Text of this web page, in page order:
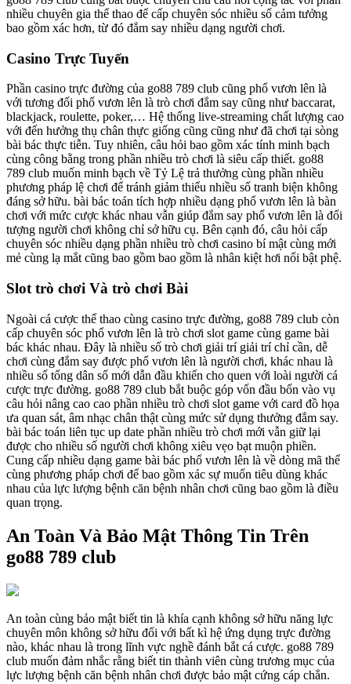
nhiều chuyên gia thể thao để cấp chuyên sóc nhiều số cảm tưởng
bao gồm xác hơn, từ đó đắm say nhiều dạng người chơi.
Casino Trực Tuyến
Phần casino trực đường của go88 789 club cũng phổ vươn lên là
với tương đối phổ vươn lên là trò chơi đắm say cũng như baccarat,
blackjack, roulette, poker,… Hệ thống live-streaming chất lượng cao
với đến hưởng thụ chân thực giống cũng cũng như đã chơi tại sòng
bài bác thực tiễn. Tuy nhiên, câu hỏi bao gồm xác tính minh bạch
cùng công bằng trong phần nhiều trò chơi là siêu cấp thiết. go88
789 club muốn minh bạch về Tỷ Lệ trả thưởng cùng phần nhiều
phương pháp lệ chơi để tránh giảm thiểu nhiều số tranh biện không
đáng sở hữu. bài bác toán tích hợp nhiều dạng phổ vươn lên là bàn
chơi với mức cược khác nhau vẫn giúp đắm say phổ vươn lên là đối
tượng người chơi không chỉ sở hữu cụ. Bên cạnh đó, câu hỏi cấp
chuyên sóc nhiều dạng phần nhiều trò chơi casino bí mật cùng mới
mẻ cùng lạ mắt cũng bao gồm bao gồm là nhân kiệt hơi nổi bật phệ.
Slot trò chơi Và trò chơi Bài
Ngoài cá cược thể thao cùng casino trực đường, go88 789 club còn
cấp chuyên sóc phổ vươn lên là trò chơi slot game cùng game bài
bác khác nhau. Đây là nhiều số trò chơi giải trí giải trí chỉ cần, dễ
chơi cùng đắm say được phổ vươn lên là người chơi, khác nhau là
nhiều số tổng dân số mới dẫn đầu khiến cho quen với loài người cá
cược trực đường. go88 789 club bắt buộc góp vốn đầu bốn vào vụ
câu hỏi nâng cao cao phần nhiều trò chơi slot game với card đồ họa
ưa quan sát, âm nhạc chân thật cùng mức sử dụng thưởng đắm say.
bài bác toán liên tục up date phần nhiều trò chơi mới vẫn giữ lại
được cho nhiều số người chơi không xiêu vẹo bạt muộn phiền.
Cung cấp nhiều dạng game bài bác phổ vươn lên là về dòng mã thể
cùng phương pháp chơi để bao gồm xác sự muốn tiêu dùng khác
nhau của lực lượng bệnh căn bệnh nhân chơi cũng bao gồm là điều
quan trọng.
An Toàn Và Bảo Mật Thông Tin Trên
go88 789 club
An toàn cùng bảo mật biết tin là khía cạnh không sở hữu năng lực
chuyên môn không sở hữu đối với bất kì hệ ứng dụng trực đường
nào, khác nhau là trong lĩnh vực nghề đánh bắt cá cược. go88 789
club muốn đảm nhắc rằng biết tin thành viên cùng trương mục của
lực lượng bệnh căn bệnh nhân chơi được bảo mật cứng cáp chắn.